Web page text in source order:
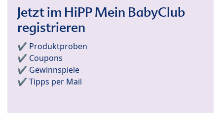
Jetzt im HiPP Mein BabyClub
registrieren
✔️ Produktproben
✔️ Coupons
✔️ Gewinnspiele
✔️ Tipps per Mail